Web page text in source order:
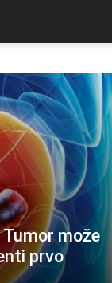
može
prvo